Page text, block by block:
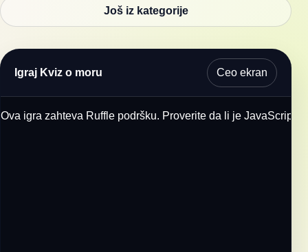
Još iz kategorije
Igraj Kviz o moru Ceo ekran
Ova igra zahteva Ruffle podršku. Proverite da li je JavaScript